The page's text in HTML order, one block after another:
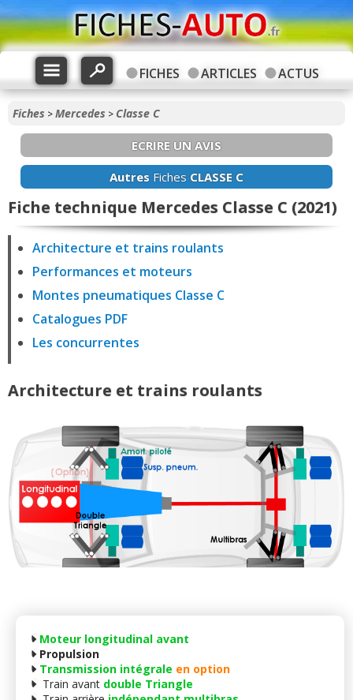
FICHES ARTICLES ACTUS
Fiches >Mercedes > Classe C
ECRIRE UN AVIS
Autres Fiches CLASSE C
Fiche technique Mercedes Classe C (2021)
Architecture et trains roulants
Performances et moteurs
Montes pneumatiques Classe C
Catalogues PDF
Les concurrentes
Architecture et trains roulants
Moteur longitudinal avant
Propulsion
Transmission intégrale en option
Train avant double Triangle